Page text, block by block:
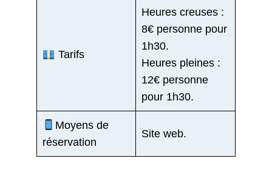
Tarifs
Heures creuses :
8€ personne pour
1h30.
Heures pleines :
12€ personne
pour 1h30.
Moyens de
réservation
Site web.